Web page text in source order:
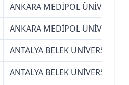
ANKARA MEDİPOL
ANKARA MEDİPOL
ANTALYA BELEK ÜNİVERSİTESİ
ANTALYA BELEK ÜNİVERSİTESİ